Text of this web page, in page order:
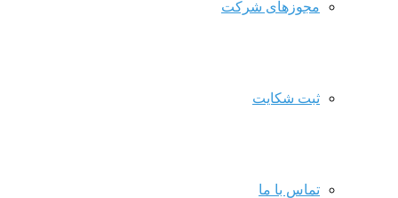
مجوزهای شرکت
ثبت شکایت
تماس با ما